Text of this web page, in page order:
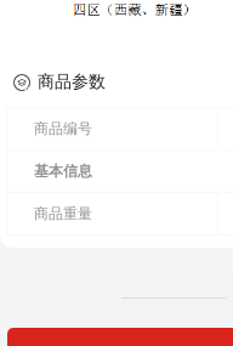
商品参数
商品编号
基本信息
商品重量